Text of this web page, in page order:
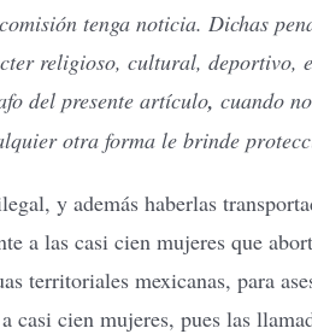
tenga noticia. Dichas
religioso, cultural, deportivo,
del presente artículo, cuando
otra forma le brinde
y además haberlas
a las casi cien mujeres que
mexicanas, para
cien mujeres, pues las